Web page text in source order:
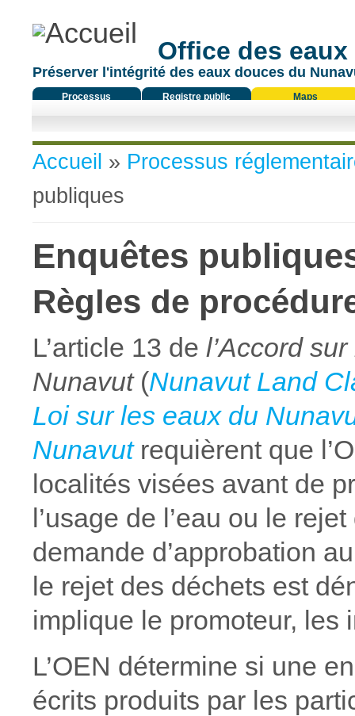
Office des
Préserver l'intégrité des eaux douces du
Processus
Registre public Maps
Vous êtes ici
Accueil » Processus
publiques
Enquêtes
Règles de
L’article 13 de l’Accord
Nunavut(Nunavut Land
Loi sur les eaux du
Nunavutrequièrent que
localités visées avant de
l’usage de l’eau ou le
demande d’approbation
le rejet des déchets est
implique le promoteur, les
L’OEN détermine si une
écrits produits par les